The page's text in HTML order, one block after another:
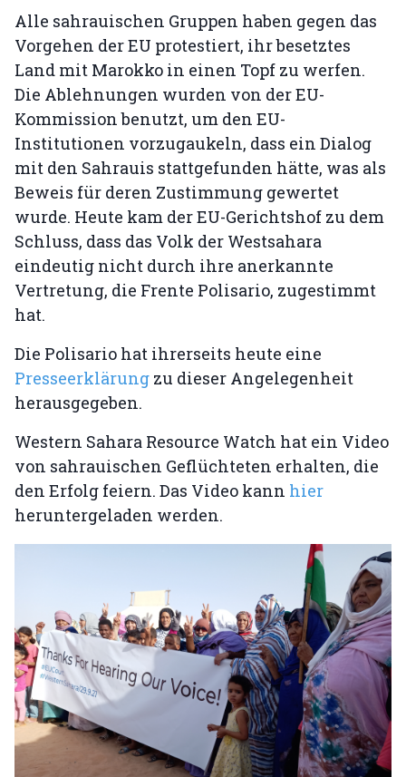
Alle sahrauischen Gruppen haben gegen das
Vorgehen der EU protestiert, ihr besetztes
Land mit Marokko in einen Topf zu werfen.
Die Ablehnungen wurden von der EU-
Kommission benutzt, um den EU-
Institutionen vorzugaukeln, dass ein Dialog
mit den Sahrauis stattgefunden hätte, was als
Beweis für deren Zustimmung gewertet
wurde. Heute kam der EU-Gerichtshof zu dem
Schluss, dass das Volk der Westsahara
eindeutig nicht durch ihre anerkannte
Vertretung, die Frente Polisario, zugestimmt
hat.
Die Polisario hat ihrerseits heute eine
Presseerklärung zu dieser Angelegenheit
herausgegeben.
Western Sahara Resource Watch hat ein Video
von sahrauischen Geflüchteten erhalten, die
den Erfolg feiern. Das Video kann hier
heruntergeladen werden.